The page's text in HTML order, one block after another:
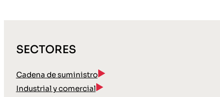
SECTORES
Cadena de suministro
Industrial y comercial